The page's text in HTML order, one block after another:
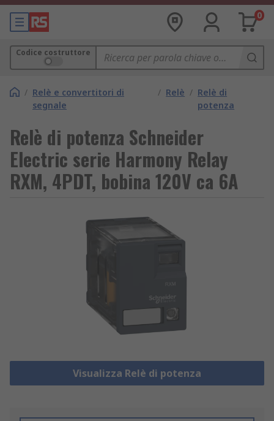
0
Codice costruttore
/ Relè e convertitori di
segnale
/ Relè / Relè di
potenza
Relè di potenza Schneider
Electric serie Harmony Relay
RXM, 4PDT, bobina 120V ca 6A
Visualizza Relè di potenza